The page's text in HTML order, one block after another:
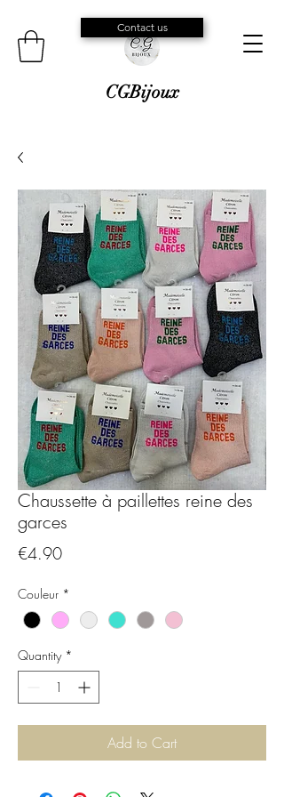
CGBijoux
Contact us
Chaussette à paillettes reine des
garces
€4.90Price
Couleur *
Quantity *
Add to Cart